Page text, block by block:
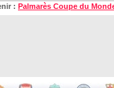
: Palmarès Coupe du